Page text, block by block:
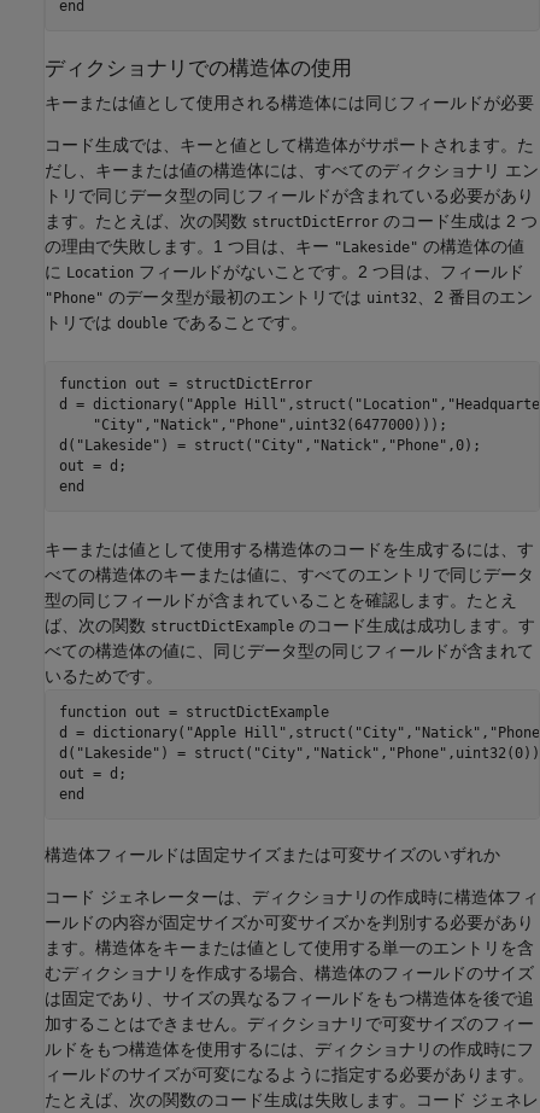
end
ディクショナリでの構造体の使用
キーまたは値として使用される構造体には同じフィールドが必要
コード生成では、キーと値として構造体がサポートされます。た
だし、キーまたは値の構造体には、すべてのディクショナリ エン
トリで同じデータ型の同じフィールドが含まれている必要があり
ます。たとえば、次の関数 structDictError のコード生成は 2 つ
の理由で失敗します。1 つ目は、キー "Lakeside" の構造体の値
に Location フィールドがないことです。2 つ目は、フィールド
"Phone" のデータ型が最初のエントリでは uint32
、2 番目のエン
トリでは double であることです。
function out = structDictError
d = dictionary( "Apple Hill" ,struct( "Location" ,
"City" , "Natick" , "Phone" ,uint32(6477000)));
d( "Lakeside" ) = struct( "City" , "Natick" , "Phone" ,0);
end
キーまたは値として使用する構造体のコードを生成するには、す
べての構造体のキーまたは値に、すべてのエントリで同じデータ
型の同じフィールドが含まれていることを確認します。たとえ
ば、次の関数 structDictExample のコード生成は成功します。す
べての構造体の値に、同じデータ型の同じフィールドが含まれて
いるためです。
function out = structDictExample
d = dictionary( "Apple Hill" ,struct( "City" , "Natick" ,
d( "Lakeside" ) = struct( "City" , "Natick" , "Phone"
end
構造体フィールドは固定サイズまたは可変サイズのいずれか
コード ジェネレーターは、ディクショナリの作成時に構造体フィ
ールドの内容が固定サイズか可変サイズかを判別する必要があり
ます。構造体をキーまたは値として使用する単一のエントリを含
むディクショナリを作成する場合、構造体のフィールドのサイズ
は固定であり、サイズの異なるフィールドをもつ構造体を後で追
加することはできません。ディクショナリで可変サイズのフィー
ルドをもつ構造体を使用するには、ディクショナリの作成時にフ
ィールドのサイズが可変になるように指定する必要があります。
たとえば、次の関数のコード生成は失敗します。コード ジェネレ